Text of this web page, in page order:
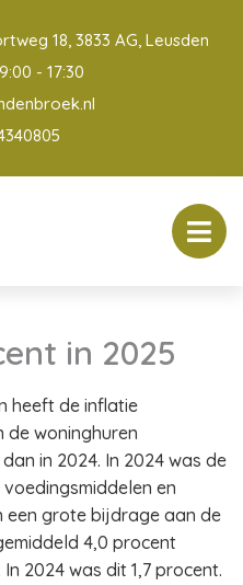
18, 3833 AG, Leusden
- 17:30
in 2025
heeft de inflatie
de woninghuren
in 2024. In 2024 was de
en
grote bijdrage aan de
4,0 procent
2024 was dit 1,7 procent.